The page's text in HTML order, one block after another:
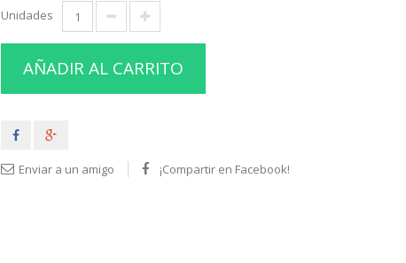
Unidades
AÑADIR AL CARRITO
Enviar a un amigo ¡Compartir en Facebook!